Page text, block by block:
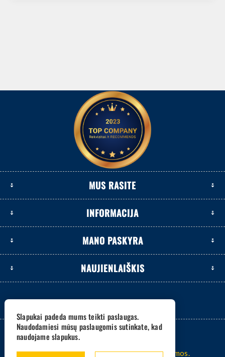
MUS RASITE
INFORMACIJA
MANO PASKYRA
NAUJIENLAIŠKIS
2026 www.eksetas.lt. Visos teisės saugomos.
Slapukai padeda mums teikti paslaugas.
Naudodamiesi mūsų paslaugomis sutinkate, kad
naudojame slapukus.